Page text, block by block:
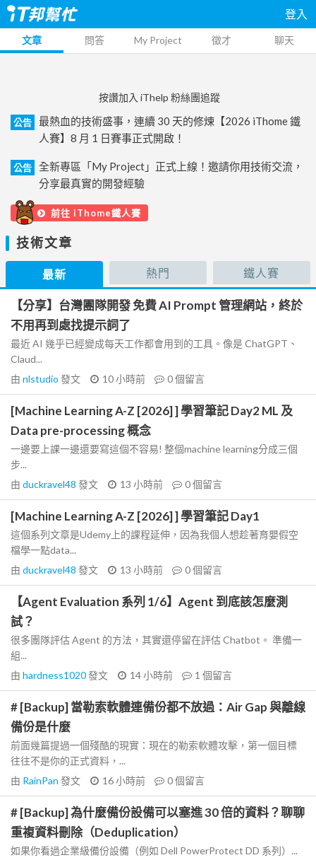
登入
文章 問答 My Project 徵才 聊天
按讚加入 iThelp 粉絲團追蹤
公告
最熱血的技術盛事，連續 30 天的修煉【2026 iThome 鐵
人賽】8 月 1 日賽事正式開啟！
公告
全新專區「My Project」正式上線！邀請你用技術交流，
分享最真實的開發經驗
前往 iThome鐵人賽
技術文章
最新 熱門 鐵人賽
【分享】台灣團隊開發 免費 AI Prompt 管理網站，終於
不用再到處找提示詞了
最近 AI 幾乎已經變成每天工作都會用到的工具。像是 ChatGPT、
Claud...
由 nlstudio 發文 10 小時前 0個留言
[Machine Learning A-Z [2026] ] 學習筆記 Day2 ML 及
Data pre-processing 概念
一邊要上課一邊還要寫這個不容易! 整個machine learning分成三個
步...
由 duckravel48 發文 13 小時前 0個留言
[Machine Learning A-Z [2026] ] 學習筆記 Day1
這個系列文章是Udemy上的課程延伸，因為我個人想趁著育嬰假空
檔學一點data...
由 duckravel48 發文 13 小時前 0個留言
【Agent Evaluation 系列 1/6】Agent 到底該怎麼測
試？
很多團隊評估 Agent 的方法，其實還停留在評估 Chatbot。 準備一
組...
由 hardness1020發文 14 小時前 1 個留言
# [Backup] 當勒索軟體連備份都不放過：Air Gap 與離線
備份是什麼
前面幾篇提過一個殘酷的現實：現在的勒索軟體攻擊，第一個目標
往往不是你的正式資料，...
由 RainPan 發文 16 小時前 0個留言
# [Backup] 為什麼備份設備可以塞進 30 倍的資料？聊聊
重複資料刪除（Deduplication）
如果你看過企業級備份設備（例如 Dell PowerProtect DD 系列）...